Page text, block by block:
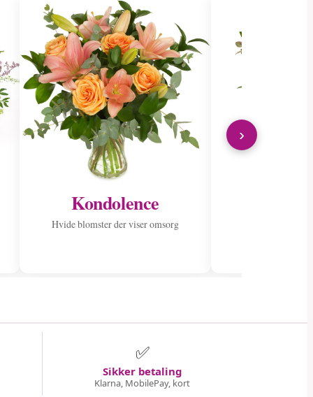
Kondolence
Hvide blomster der viser omsorg
›
✅
Sikker betaling
Klarna, MobilePay, kort